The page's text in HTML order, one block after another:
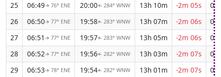
25
06:49↑ 76° ENE 20:00↑ 284° WNW 13h 10m -2m 05s
26
06:50↑ 77° ENE 19:58↑ 283° WNW 13h 07m -2m 06s
27
06:51 ↑ 77° ENE 19:57↑ 283° WNW 13h 05m -2m 06s
28
06:52↑ 77° ENE 19:56↑ 282° WNW 13h 03m -2m 07s
29
06:53↑ 78° ENE 19:54↑ 282° WNW 13h 01m -2m 07s